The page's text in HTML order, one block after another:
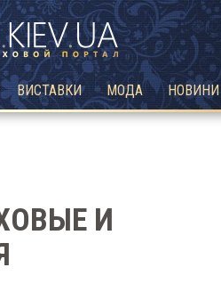
ВИСТАВКИ МОДА НОВИНИ
И